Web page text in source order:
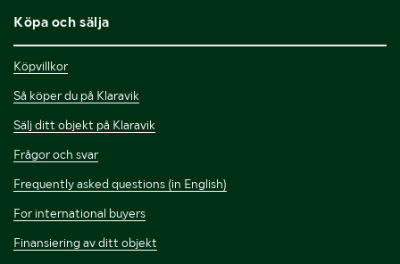
Köpa och sälja
Köpvillkor
Så köper du på Klaravik
Sälj ditt objekt på Klaravik
Frågor och svar
Frequently asked questions (in English)
For international buyers
Finansiering av ditt objekt